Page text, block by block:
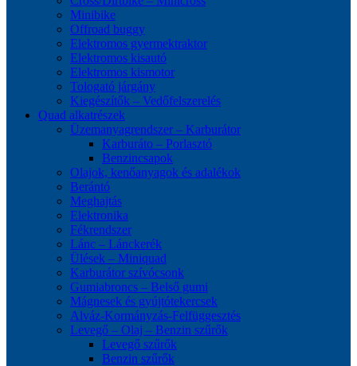
Minibike
Offroad buggy
Elektromos gyermektraktor
Elektromos kisautó
Elektromos kismotor
Tologató járgány
Kiegészítők – Vedőfelszerelés
Quad alkatrészek
Üzemanyagrendszer – Karburátor
Karburáto – Porlasztó
Benzincsapok
Olajok, kenőanyagok és adalékok
Berántó
Meghajtás
Elektronika
Fékrendszer
Lánc – Lánckerék
Ülések – Miniquad
Karburátor szívócsonk
Gumiabroncs – Belső gumi
Mágnesek és gyújtótekercsek
Alváz-Kormányzás-Felfüggesztés
Levegő – Olaj – Benzin szűrők
Levegő szűrők
Benzin szűrők